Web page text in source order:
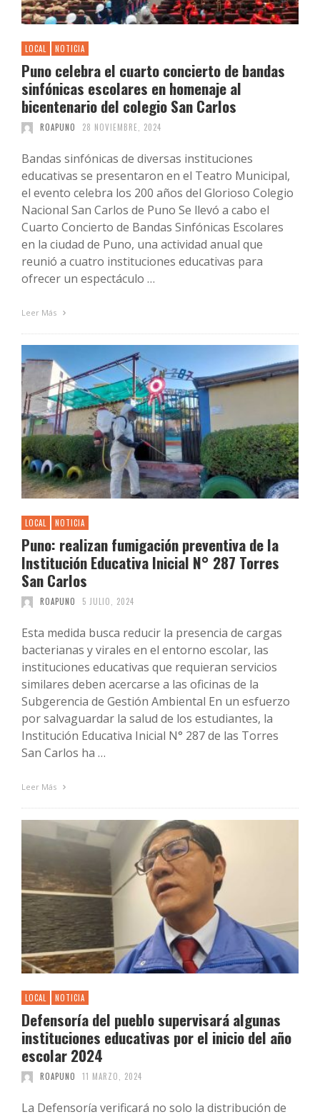
LOCAL NOTICIA
Puno celebra el cuarto concierto de bandas
sinfónicas escolares en homenaje al
bicentenario del colegio San Carlos
ROAPUNO 28 NOVIEMBRE, 2024
Bandas sinfónicas de diversas instituciones
educativas se presentaron en el Teatro Municipal,
el evento celebra los 200 años del Glorioso Colegio
Nacional San Carlos de Puno Se llevó a cabo el
Cuarto Concierto de Bandas Sinfónicas Escolares
en la ciudad de Puno, una actividad anual que
reunió a cuatro instituciones educativas para
ofrecer un espectáculo …
Leer Más
LOCAL NOTICIA
Puno: realizan fumigación preventiva de la
Institución Educativa Inicial N° 287 Torres
San Carlos
ROAPUNO 5 JULIO, 2024
Esta medida busca reducir la presencia de cargas
bacterianas y virales en el entorno escolar, las
instituciones educativas que requieran servicios
similares deben acercarse a las oficinas de la
Subgerencia de Gestión Ambiental En un esfuerzo
por salvaguardar la salud de los estudiantes, la
Institución Educativa Inicial N° 287 de las Torres
San Carlos ha …
Leer Más
LOCAL NOTICIA
Defensoría del pueblo supervisará algunas
instituciones educativas por el inicio del año
escolar 2024
ROAPUNO 11 MARZO, 2024
La Defensoría verificará no solo la distribución de